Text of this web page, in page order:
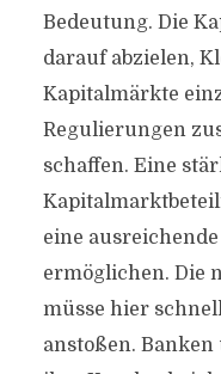
Bedeutung. Die
darauf abzielen,
Kapitalmärkte
Regulierungen
schaffen. Eine
eine
ermöglichen. Die
müsse hier
anstoßen. Banken